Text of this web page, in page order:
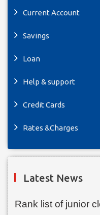
Current Account
Savings
Loan
Help & support
Credit Cards
Rates &Charges
Latest News
Rank list of junior